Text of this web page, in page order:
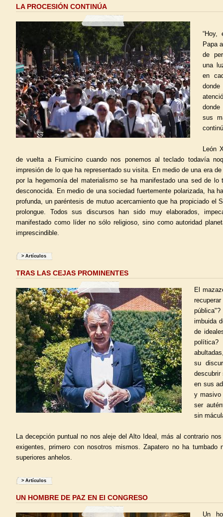
LA PROCESIÓN CONTINÚA
Papa
de
una
en
sus
León
de vuelta a Fiumicino cuando nos ponemos al teclado todavía
impresión de lo que ha representado su visita. En medio de una era
por la hegemonía del materialismo se ha manifestado una sed de lo
desconocida. En medio de una sociedad fuertemente polarizada, ha
profunda, un paréntesis de mutuo acercamiento que ha propiciado el
prolongue. Todos sus discursos han sido muy elaborados,
manifestado como líder no sólo religioso, sino como autoridad
imprescindible.
> Artículos
TRAS LAS CEJAS PROMINENTES
El
pública"?
imbuida
de
su
descubrir
en sus
y masivo
ser
sin
La decepción puntual no nos aleje del Alto Ideal, más al contrario
exigentes, primero con nosotros mismos. Zapatero no ha tumbado
superiores anhelos.
> Artículos
UN HOMBRE DE PAZ EN El CONGRESO
Un